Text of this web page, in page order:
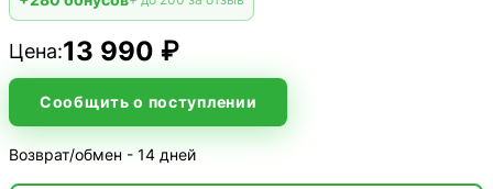
Цена:13 990 ₽
Сообщить о поступлении
Возврат/обмен - 14 дней